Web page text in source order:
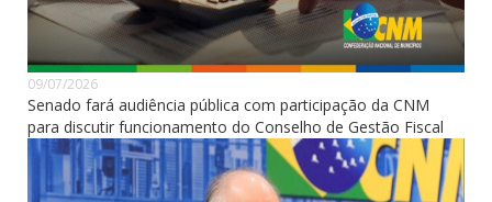
09/07/2026
Senado fará audiência pública com participação da CNM
para discutir funcionamento do Conselho de Gestão Fiscal